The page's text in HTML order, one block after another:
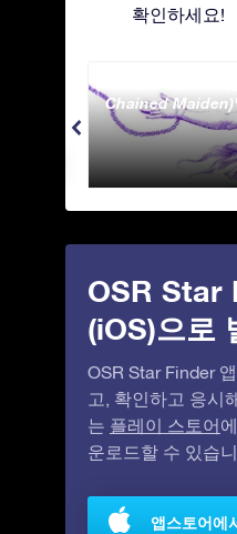
확인하세요!
Andromeda - 사
Chained Maiden)
OSR Star
(iOS)으로
OSR Star Finder
고, 확인하고 응시
는 플레이 스토어
운로드할 수 있습
앱스토어에